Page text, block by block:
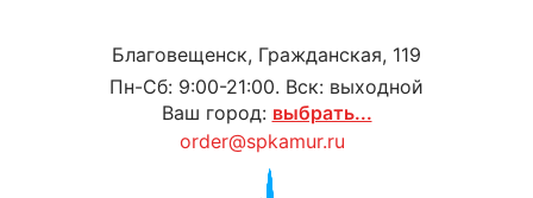
Благовещенск, Гражданская, 119
Пн-Сб: 9:00-21:00. Вск: выходной
Ваш город: выбрать...
order@spkamur.ru